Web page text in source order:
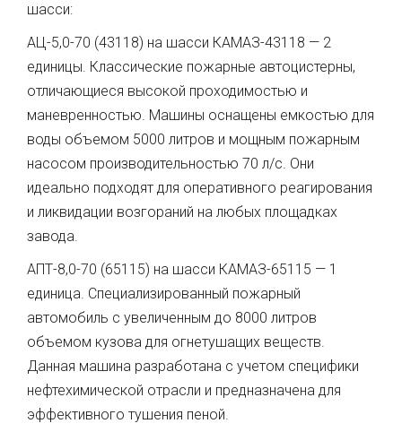
шасси:
АЦ-5,0-70 (43118) на шасси КАМАЗ-43118 — 2
единицы. Классические пожарные автоцистерны,
отличающиеся высокой проходимостью и
маневренностью. Машины оснащены емкостью для
воды объемом 5000 литров и мощным пожарным
насосом производительностью 70 л/с. Они
идеально подходят для оперативного реагирования
и ликвидации возгораний на любых площадках
завода.
АПТ-8,0-70 (65115) на шасси КАМАЗ-65115 — 1
единица. Специализированный пожарный
автомобиль с увеличенным до 8000 литров
объемом кузова для огнетушащих веществ.
Данная машина разработана с учетом специфики
нефтехимической отрасли и предназначена для
эффективного тушения пеной.